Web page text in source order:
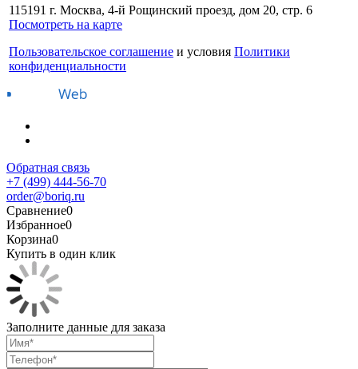
115191 г. Москва, 4-й Рощинский проезд, дом 20, стр. 6
Посмотреть на карте
Пользовательское соглашение и условия Политики
конфиденциальности
Обратная связь
+7 (499) 444-56-70
order@boriq.ru
Сравнение0
Избранное0
Корзина0
Купить в один клик
Заполните данные для заказа